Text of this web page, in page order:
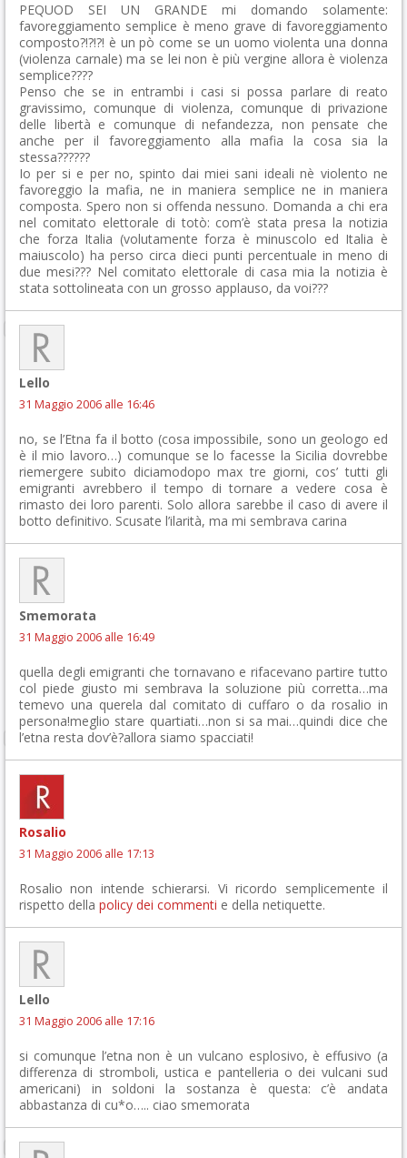
PEQUOD SEI UN GRANDE mi domando solamente:
favoreggiamento semplice è meno grave di favoreggiamento
composto?!?!?! è un pò come se un uomo violenta una donna
(violenza carnale) ma se lei non è più vergine allora è violenza
semplice????
Penso che se in entrambi i casi si possa parlare di reato
gravissimo, comunque di violenza, comunque di privazione
delle libertà e comunque di nefandezza, non pensate che
anche per il favoreggiamento alla mafia la cosa sia la
stessa??????
Io per si e per no, spinto dai miei sani ideali nè violento ne
favoreggio la mafia, ne in maniera semplice ne in maniera
composta. Spero non si offenda nessuno. Domanda a chi era
nel comitato elettorale di totò: com’è stata presa la notizia
che forza Italia (volutamente forza è minuscolo ed Italia è
maiuscolo) ha perso circa dieci punti percentuale in meno di
due mesi??? Nel comitato elettorale di casa mia la notizia è
stata sottolineata con un grosso applauso, da voi???
Lello
31 Maggio 2006 alle 16:46
no, se l’Etna fa il botto (cosa impossibile, sono un geologo ed
è il mio lavoro…) comunque se lo facesse la Sicilia dovrebbe
riemergere subito diciamodopo max tre giorni, cos’ tutti gli
emigranti avrebbero il tempo di tornare a vedere cosa è
rimasto dei loro parenti. Solo allora sarebbe il caso di avere il
botto definitivo. Scusate l’ilarità, ma mi sembrava carina
Smemorata
31 Maggio 2006 alle 16:49
quella degli emigranti che tornavano e rifacevano partire tutto
col piede giusto mi sembrava la soluzione più corretta…ma
temevo una querela dal comitato di cuffaro o da rosalio in
persona!meglio stare quartiati…non si sa mai…quindi dice che
l’etna resta dov’è?allora siamo spacciati!
Rosalio
31 Maggio 2006 alle 17:13
Rosalio non intende schierarsi. Vi ricordo semplicemente il
rispetto della policy dei commenti e della netiquette.
Lello
31 Maggio 2006 alle 17:16
si comunque l’etna non è un vulcano esplosivo, è effusivo (a
differenza di stromboli, ustica e pantelleria o dei vulcani sud
americani) in soldoni la sostanza è questa: c’è andata
abbastanza di cu*o….. ciao smemorata